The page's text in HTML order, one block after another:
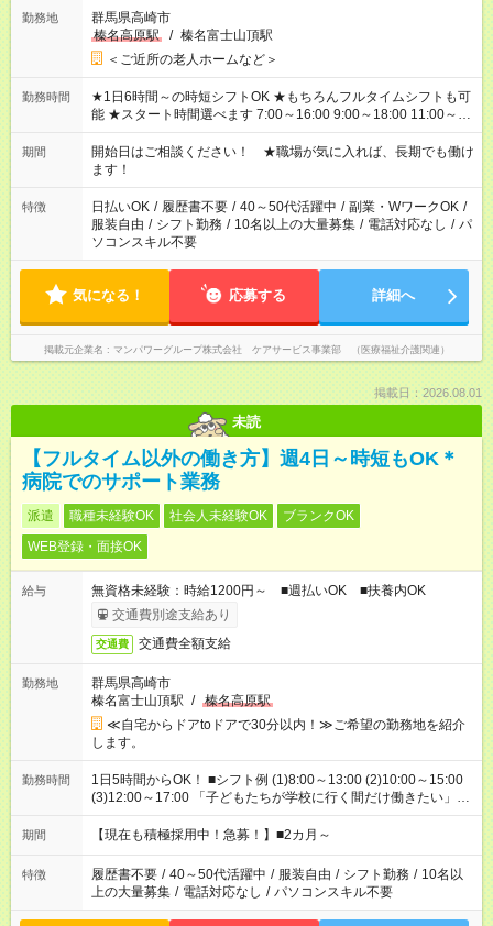
勤務地
群馬県高崎市
榛名高原駅
/ 榛名富士山頂駅
＜ご近所の老人ホームなど＞
勤務時間
★1日6時間～の時短シフトOK ★もちろんフルタイムシフトも可
能 ★スタート時間選べます 7:00～16:00 9:00～18:00 11:00～
20:00 など 残業なし！ ※Wワークの場合、他のお仕事と合わせ
週40時間超の就業はご案内できません ※法令に基づき、週20時
間以上勤務は社会保険への加入対象となります ※労働者派遣法
（日雇い派遣の原則禁止）により、短時間・短期間の就業はご
案内が難しい場合があります
期間
開始日はご相談ください！ ★職場が気に入れば、長期でも働け
ます！
特徴 日払いOK / 履歴書不要 / 40～50代活躍中 / 副業・WワークOK /
服装自由 / シフト勤務 / 10名以上の大量募集 / 電話対応なし / パ
ソコンスキル不要
気になる！ 応募する 詳細へ
掲載元企業名 マンパワーグループ株式会社 ケアサービス事業部 （医療福祉介護関連）
掲載日：2026.08.01
未読
【フルタイム以外の働き方】週4日～時短もOK＊
病院でのサポート業務
派遣 職種未経験OK 社会人未経験OK
ブランクOK
WEB登録・面接OK
給与
無資格未経験：時給1200円～ ■週払いOK ■扶養内OK
交通費別途支給あり
交通費 交通費全額支給
勤務地
群馬県高崎市
榛名富士山頂駅 / 榛名高原駅
≪自宅からドアtoドアで30分以内！≫ご希望の勤務地を紹介
します。
勤務時間
1日5時間からOK！ ■シフト例 (1)8:00～13:00 (2)10:00～15:00
(3)12:00～17:00 「子どもたちが学校に行く間だけ働きたい」
「余裕を持って夕飯の準備がしたい」 「午前中は働いて、午後
はプライベートの時間にしたい」 など、ご希望を教えてくださ
間と、もう1つのお仕事の勤務時間。 合計で週40時間を超える
場合は応募できません。
期間 【現在も積極採用中！急募！】■2カ月～
特徴 履歴書不要 / 40～50代活躍中 / 服装自由 / シフト勤務 / 10名以
上の大量募集 / 電話対応なし / パソコンスキル不要